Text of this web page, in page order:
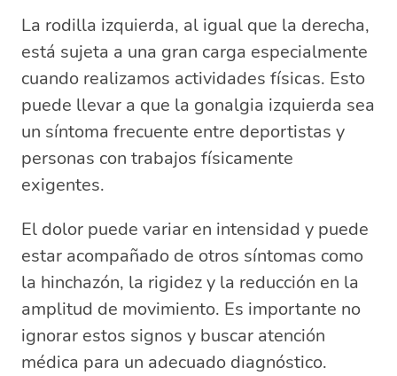
La rodilla izquierda, al igual que la derecha,
está sujeta a una gran carga especialmente
cuando realizamos actividades físicas. Esto
puede llevar a que la gonalgia izquierda sea
un síntoma frecuente entre deportistas y
personas con trabajos físicamente
exigentes.
El dolor puede variar en intensidad y puede
estar acompañado de otros síntomas como
la hinchazón, la rigidez y la reducción en la
amplitud de movimiento. Es importante no
ignorar estos signos y buscar atención
médica para un adecuado diagnóstico.